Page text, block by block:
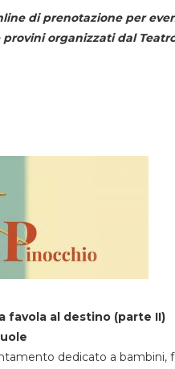
di prenotazione per
provini organizzati dal
favola al destino (parte II)
dedicato a bambini,